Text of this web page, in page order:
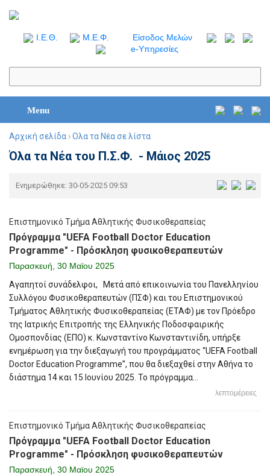
I.Ε.Θ. Μ.Ε.Φ.
Είσοδος Μελών
e-Υπηρεσίες
Menu
Αρχική σελίδα ›Ολα τα Νέα σε λίστα
Όλα τα Νέα του Π.Σ.Φ. - Μάιος 2025
Ενημερώθηκε: 30-05-2025 09:53
Επιστημονικό Τμήμα Αθλητικής Φυσικοθεραπείας
Πρόγραμμα "UEFA Football Doctor Education
Programme" - Πρόσκληση φυσικοθεραπευτών
Παρασκευή, 30 Μαϊου 2025
Αγαπητοί συνάδελφοι, Μετά από επικοινωνία του Πανελληνίου
Συλλόγου Φυσικοθεραπευτών (ΠΣΦ) και του Επιστημονικού
Τμήματος Αθλητικής Φυσικοθεραπείας (ΕΤΑΦ) με τον Πρόεδρο
της Ιατρικής Επιτροπής της Ελληνικής Ποδοσφαιρικής
Ομοσπονδίας (ΕΠΟ) κ. Κωνσταντίνο Κωνσταντινίδη, υπήρξε
ενημέρωση για την διεξαγωγή του προγράμματος “UEFA Football
Doctor Education Programme”, που θα διεξαχθεί στην Αθήνα το
διάστημα 14 και 15 Ιουνίου 2025. Το πρόγραμμα...
λεπτομέρειες
Επιστημονικό Τμήμα Αθλητικής Φυσικοθεραπείας
Πρόγραμμα "UEFA Football Doctor Education
Programme" - Πρόσκληση φυσικοθεραπευτών
Παρασκευή, 30 Μαϊου 2025